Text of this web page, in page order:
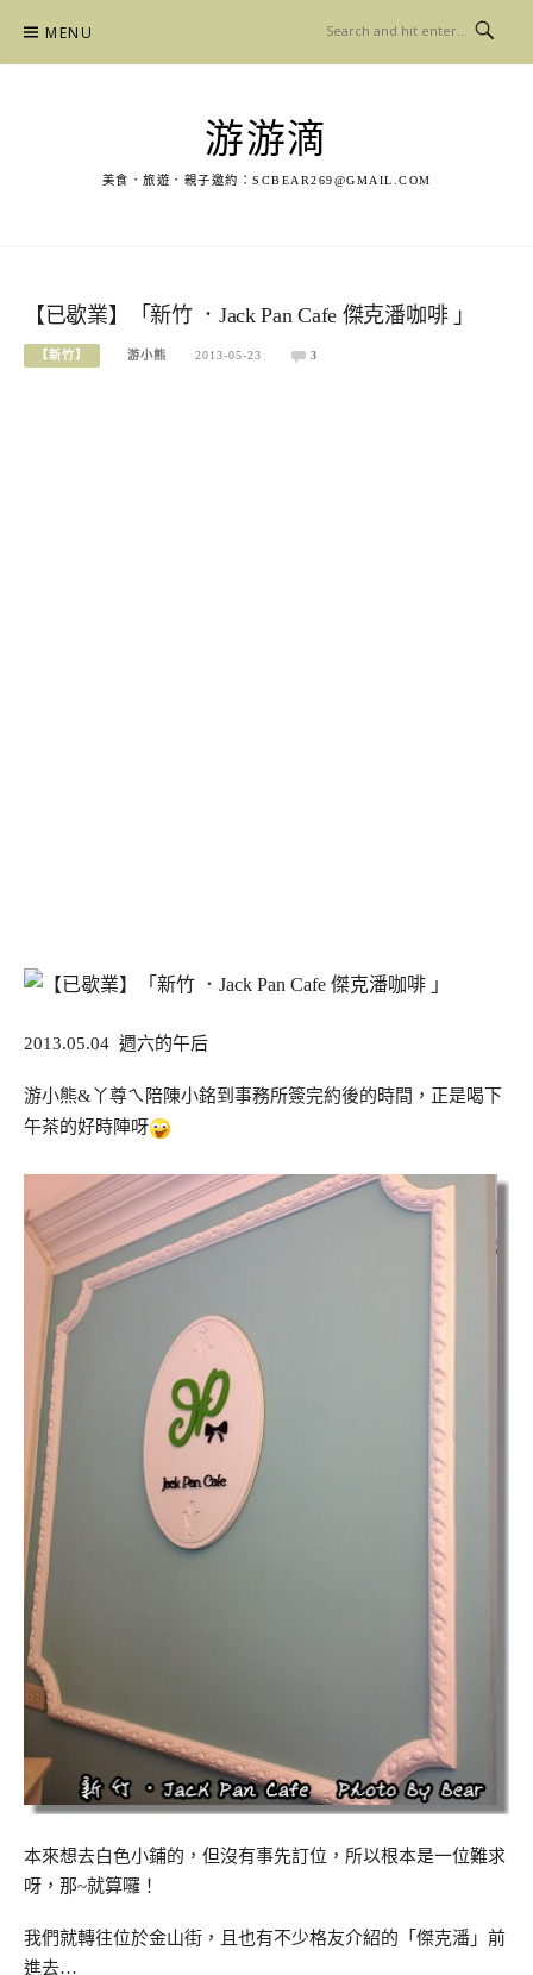
content
MENU
游游滴
美食．旅遊．親子邀約： SCBEAR269@GMAIL.COM
【已歇業】「新竹 ．Jack Pan Cafe 傑克潘咖啡 」
【新竹】 游小熊 2013-05-23 3
2013.05.04 週六的午后
游小熊&丫尊ㄟ陪陳小銘到事務所簽完約後的時間，正是喝下
午茶的好時陣呀
本來想去白色小鋪的，但沒有事先訂位，所以根本是一位難求
呀，那~就算囉！
我們就轉往位於金山街，且也有不少格友介紹的「傑克潘」前
進去…